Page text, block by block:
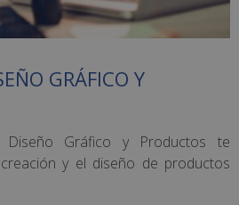
GRÁFICO Y
Gráfico y Productos te
y el diseño de productos